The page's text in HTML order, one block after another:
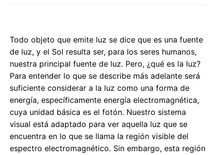
Todo objeto que emite luz se dice que es una fuente
de luz, y el Sol resulta ser, para los seres humanos,
nuestra principal fuente de luz. Pero, ¿qué es la luz?
Para entender lo que se describe más adelante será
suficiente considerar a la luz como una forma de
energía, específicamente energía electromagnética,
cuya unidad básica es el fotón. Nuestro sistema
visual está adaptado para ver aquella luz que se
encuentra en lo que se llama la región visible del
espectro electromagnético. Sin embargo, esta región